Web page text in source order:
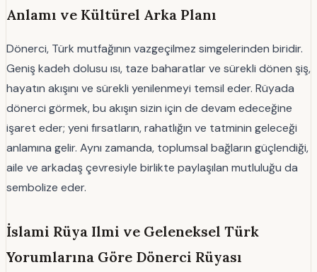
Anlamı ve Kültürel Arka Planı
Dönerci, Türk mutfağının vazgeçilmez simgelerinden biridir.
Geniş kadeh dolusu ısı, taze baharatlar ve sürekli dönen şiş,
hayatın akışını ve sürekli yenilenmeyi temsil eder. Rüyada
dönerci görmek, bu akışın sizin için de devam edeceğine
işaret eder; yeni fırsatların, rahatlığın ve tatminin geleceği
anlamına gelir. Aynı zamanda, toplumsal bağların güçlendiği,
aile ve arkadaş çevresiyle birlikte paylaşılan mutluluğu da
sembolize eder.
İslami Rüya Ilmi ve Geleneksel Türk
Yorumlarına Göre Dönerci Rüyası